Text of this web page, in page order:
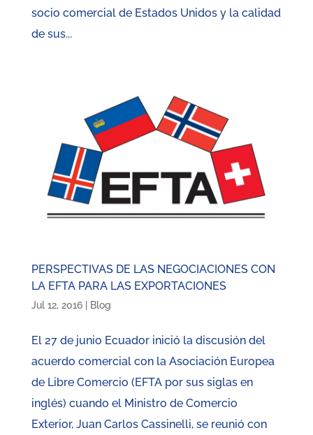
socio comercial de Estados Unidos y la calidad
de sus...
PERSPECTIVAS DE LAS NEGOCIACIONES CON
LA EFTA PARA LAS EXPORTACIONES
Jul 12, 2016| Blog
El 27 de junio Ecuador inició la discusión del
acuerdo comercial con la Asociación Europea
de Libre Comercio (EFTA por sus siglas en
inglés) cuando el Ministro de Comercio
Exterior, Juan Carlos Cassinelli, se reunió con